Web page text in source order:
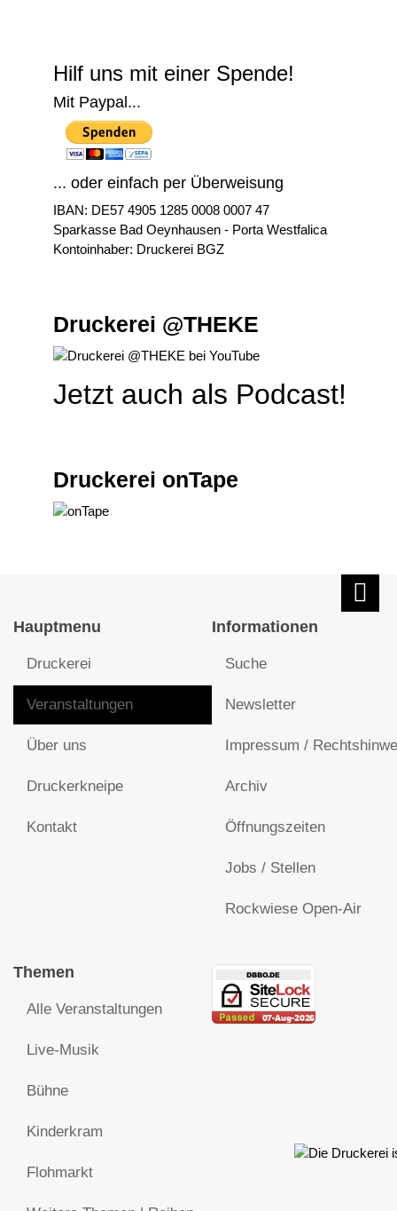
Hilf uns mit einer Spende!
Mit Paypal...
... oder einfach per Überweisung
IBAN: DE57 4905 1285 0008 0007 47
Sparkasse Bad Oeynhausen - Porta Westfalica
Kontoinhaber: Druckerei BGZ
Druckerei @THEKE
Jetzt auch als Podcast!
Druckerei onTape
Hauptmenu
Druckerei
Veranstaltungen
Über uns
Druckerkneipe
Kontakt
Informationen
Suche
Newsletter
Impressum /
Archiv
Öffnungszeiten
Jobs / Stellen
Rockwiese Open-Air
Themen
Alle Veranstaltungen
Live-Musik
Bühne
Kinderkram
Flohmarkt